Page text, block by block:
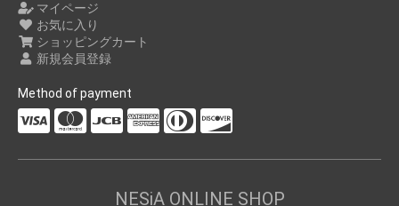
マイページ
お気に入り
ショッピングカート
新規会員登録
Method of payment
NESiA ONLINE SHOP